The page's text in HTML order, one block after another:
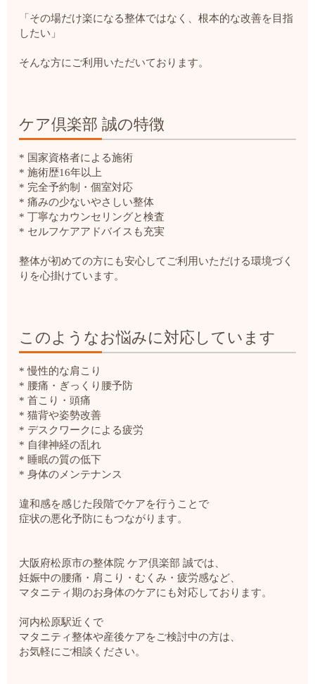
「その場だけ楽になる整体ではなく、根本的な改善を目指
したい」
そんな方にご利用いただいております。
ケア倶楽部 誠の特徴
* 国家資格者による施術
* 施術歴16年以上
* 完全予約制・個室対応
* 痛みの少ないやさしい整体
* 丁寧なカウンセリングと検査
* セルフケアアドバイスも充実
整体が初めての方にも安心してご利用いただける環境づく
りを心掛けています。
このようなお悩みに対応しています
* 慢性的な肩こり
* 腰痛・ぎっくり腰予防
* 首こり・頭痛
* 猫背や姿勢改善
* デスクワークによる疲労
* 自律神経の乱れ
* 睡眠の質の低下
* 身体のメンテナンス
違和感を感じた段階でケアを行うことで
症状の悪化予防にもつながります。
大阪府松原市の整体院 ケア倶楽部 誠では、
妊娠中の腰痛・肩こり・むくみ・疲労感など、
マタニティ期のお身体のケアにも対応しております。
河内松原駅近くで
マタニティ整体や産後ケアをご検討中の方は、
お気軽にご相談ください。